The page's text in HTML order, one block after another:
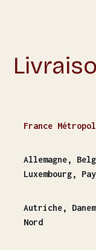
France
Allemagne,
Luxembourg,
Autriche,
Nord